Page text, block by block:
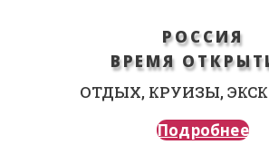
РОССИЯ
ВРЕМЯ
ОТДЫХ, КРУИЗЫ,
Подробнее